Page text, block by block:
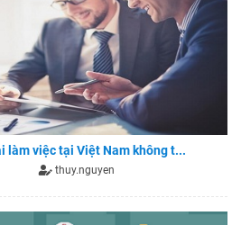
làm việc tại Việt Nam không t...
thuy.nguyen